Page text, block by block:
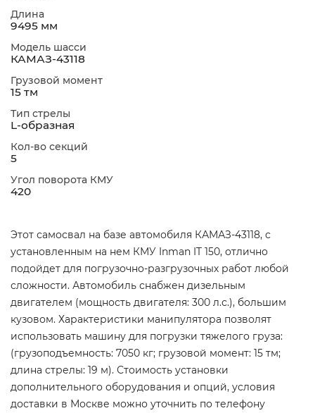
Длина
9495 мм
Модель шасси
КАМАЗ-43118
Грузовой момент
15 тм
Тип стрелы
L-образная
Кол-во секций
5
Угол поворота КМУ
420
Этот самосвал на базе автомобиля КАМАЗ-43118, с
установленным на нем КМУ Inman IT 150, отлично
подойдет для погрузочно-разгрузочных работ любой
сложности. Автомобиль снабжен дизельным
двигателем (мощность двигателя: 300 л.с.), большим
кузовом. Характеристики манипулятора позволят
использовать машину для погрузки тяжелого груза:
(грузоподъемность: 7050 кг; грузовой момент: 15 тм;
длина стрелы: 19 м). Стоимость установки
дополнительного оборудования и опций, условия
доставки в Москве можно уточнить по телефону